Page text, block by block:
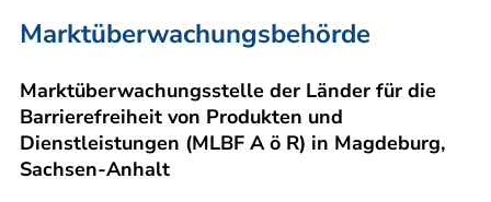
Marktüberwachungsbehörde
Marktüberwachungsstelle der Länder für die
Barrierefreiheit von Produkten und
Dienstleistungen (MLBF A ö R) in Magdeburg,
Sachsen-Anhalt